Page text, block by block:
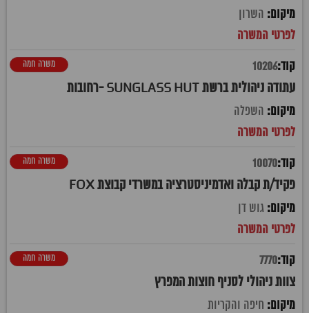
השרון
10206
עתודה ניהולית ברשת SUNGLASS HUT -רחובות
משרה חמה
השפלה
10070
פקיד/ת קבלה ואדמיניסטרציה במשרדי קבוצת FOX
משרה חמה
גוש דן
7770
צוות ניהולי לסניף חוצות המפרץ
משרה חמה
חיפה והקריות